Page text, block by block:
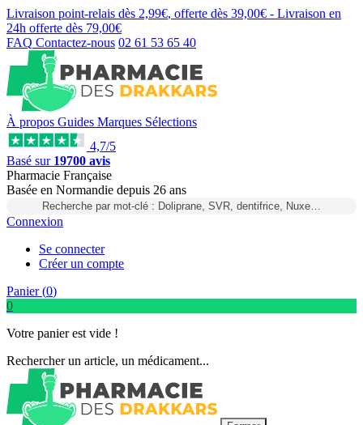
Livraison point-relais dès 2,99€, offerte dès 39,00€ - Livraison en
24h offerte dès 79,00€
FAQ Contactez-nous 02 61 53 65 40
À propos Guides Marques Sélections
4,7/5
Basé sur 19700 avis
Pharmacie Française
Basée en Normandie depuis 26 ans
Recherche par mot-clé : Doliprane, SVR, dentifrice, Nuxe…
Connexion
Se connecter
Créer un compte
Panier (0)
0
Votre panier est vide !
Rechercher un article, un médicament...